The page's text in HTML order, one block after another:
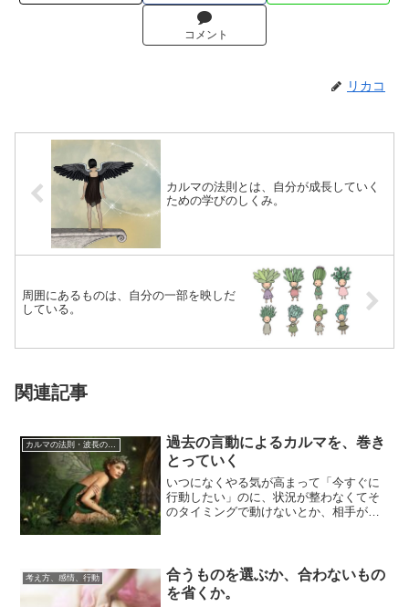
コメント
リカコ
カルマの法則とは、自分が成長していく
ための学びのしくみ。
周囲にあるものは、自分の一部を映しだ
している。
関連記事
過去の言動によるカルマを、巻き
とっていく
いつになくやる気が高まって「今すぐに
行動したい」のに、状況が整わなくてそ
のタイミングで動けないとか、相手が同
考え方、感情、行動
合うものを選ぶか、合わないもの
を省くか。